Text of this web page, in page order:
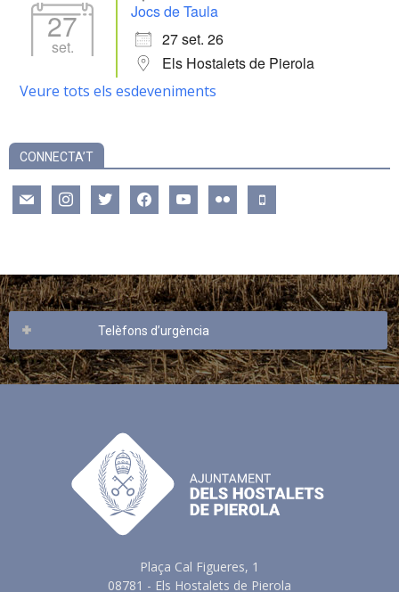
27
set.
Jocs de Taula
27 set. 26
Els Hostalets de Pierola
Veure tots els esdeveniments
CONNECTA’T
mail instagramtwitter facebookyoutube flickr mobile
Telèfons d’urgència
Plaça Cal Figueres, 1
08781 - Els Hostalets de Pierola